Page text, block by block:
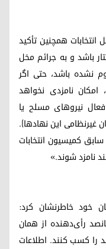
همچنین تأکید
باشد و به جرائم مخل
نشده باشد، حتی اگر
نامزدی نخواهد
نیروهای مسلح یا
غیرنظامی این نهادها).
کمیسیون انتخابات
نامزد شوند.»
خود خاطرنشان کرد:
رأی‌دهنده از همان
را کسب کنند. اطلاعات